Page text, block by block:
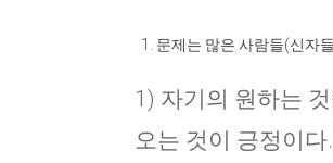
문제는 많은 사람들(신자
1) 자기의 원하는
오는 것이 긍정이다.